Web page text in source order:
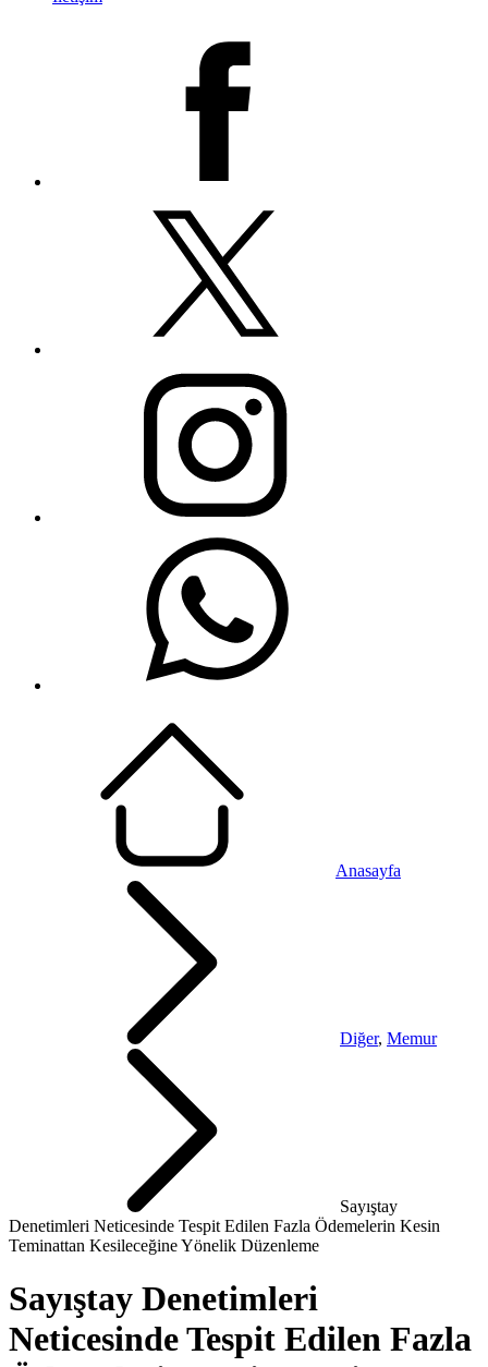
Anasayfa
Diğer, Memur
Sayıştay
Denetimleri Neticesinde Tespit Edilen Fazla Ödemelerin Kesin
Teminattan Kesileceğine Yönelik Düzenleme
Sayıştay Denetimleri
Neticesinde Tespit Edilen Fazla